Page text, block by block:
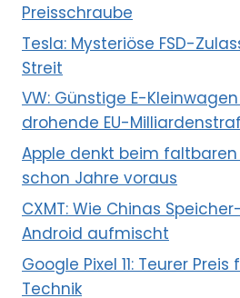
Preisschraube
Tesla: Mysteriöse FSD-
Streit
VW: Günstige E-
drohende EU-
Apple denkt beim faltbaren
schon Jahre voraus
CXMT: Wie Chinas
Android aufmischt
Google Pixel 11: Teurer
Technik